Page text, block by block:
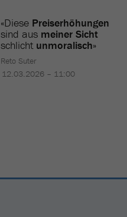
«Diese Preiserhöhungen
sind aus meiner Sicht
schlicht unmoralisch»
Reto Suter
12.03.2026 – 11:00